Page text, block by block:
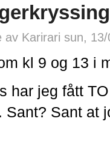
av Karirari sun,
kl 9 og 13 i
har jeg fått
Sant? Sant at